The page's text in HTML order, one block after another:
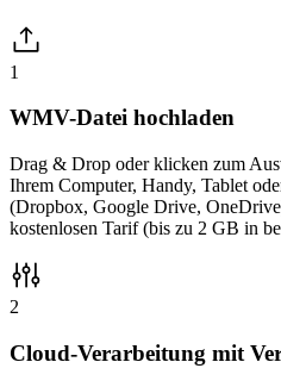
1
WMV-Datei hochladen
Drag & Drop oder klicken zum
Ihrem Computer, Handy, Tablet
(Dropbox, Google Drive,
kostenlosen Tarif (bis zu 2 GB in
2
Cloud-Verarbeitung mit